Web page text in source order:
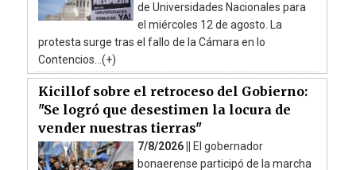
de Universidades Nacionales para
el miércoles 12 de agosto. La
protesta surge tras el fallo de la Cámara en lo
Contencios...(+)
Kicillof sobre el retroceso del Gobierno:
"Se logró que desestimen la locura de
vender nuestras tierras"
7/8/2026 ||
El gobernador
bonaerense participó de la marcha